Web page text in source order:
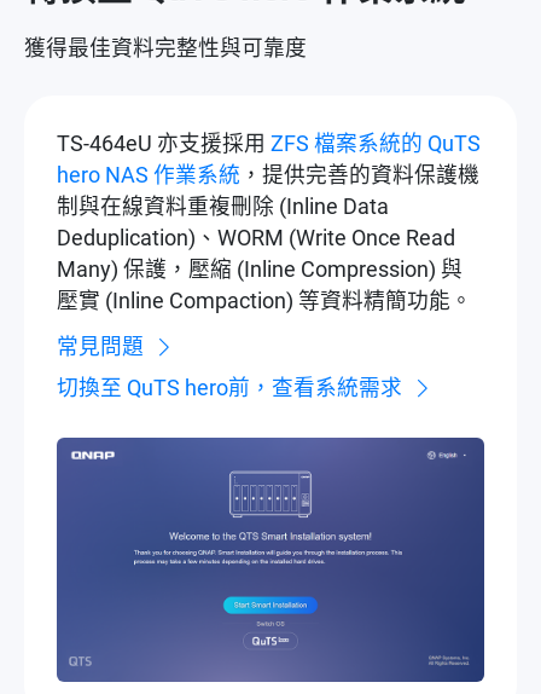
獲得最佳資料完整性與可靠度
TS-464eU 亦支援採用ZFS 檔案系統的 QuTS
hero NAS 作業系統 ，提供完善的資料保護機
制與在線資料重複刪除 (Inline Data
Deduplication)、WORM (Write Once Read
Many) 保護，壓縮 (Inline Compression) 與
壓實 (Inline Compaction) 等資料精簡功能。
常見問題
切換至 QuTS hero前，查看系統需求